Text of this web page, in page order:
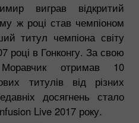
виграв відкритий
ж році став чемпіоном
титул чемпіона світу
році в Гонконгу. За свою
отримав 10
титулів від різних
досягнень стало
Live 2017 року.